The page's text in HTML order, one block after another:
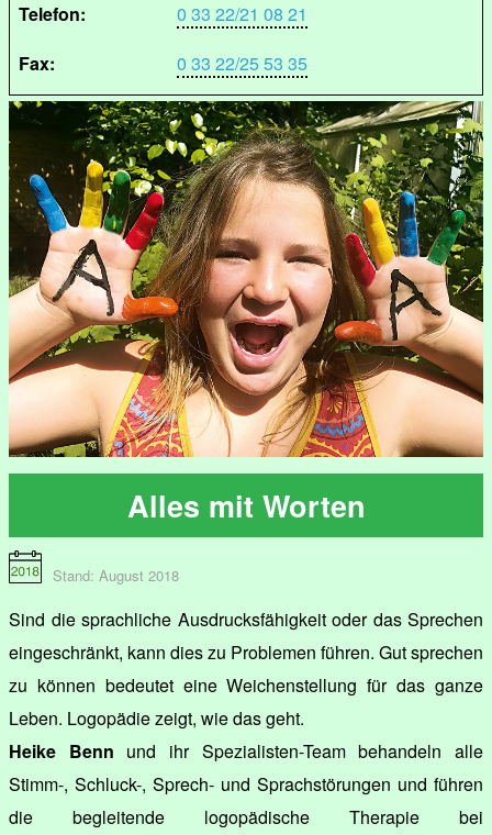
Telefon:
0 33 22/21 08 21
Fax:
0 33 22/25 53 35
Alles mit Worten
Stand: August 2018
Sind die sprachliche Ausdrucksfähigkeit oder das Sprechen
eingeschränkt, kann dies zu Problemen führen. Gut sprechen
zu können bedeutet eine Weichenstellung für das ganze
Leben. Logopädie zeigt, wie das geht.
Heike Benn und ihr Spezialisten-Team behandeln alle
Stimm-, Schluck-, Sprech- und Sprachstörungen und führen
die begleitende logopädische Therapie bei